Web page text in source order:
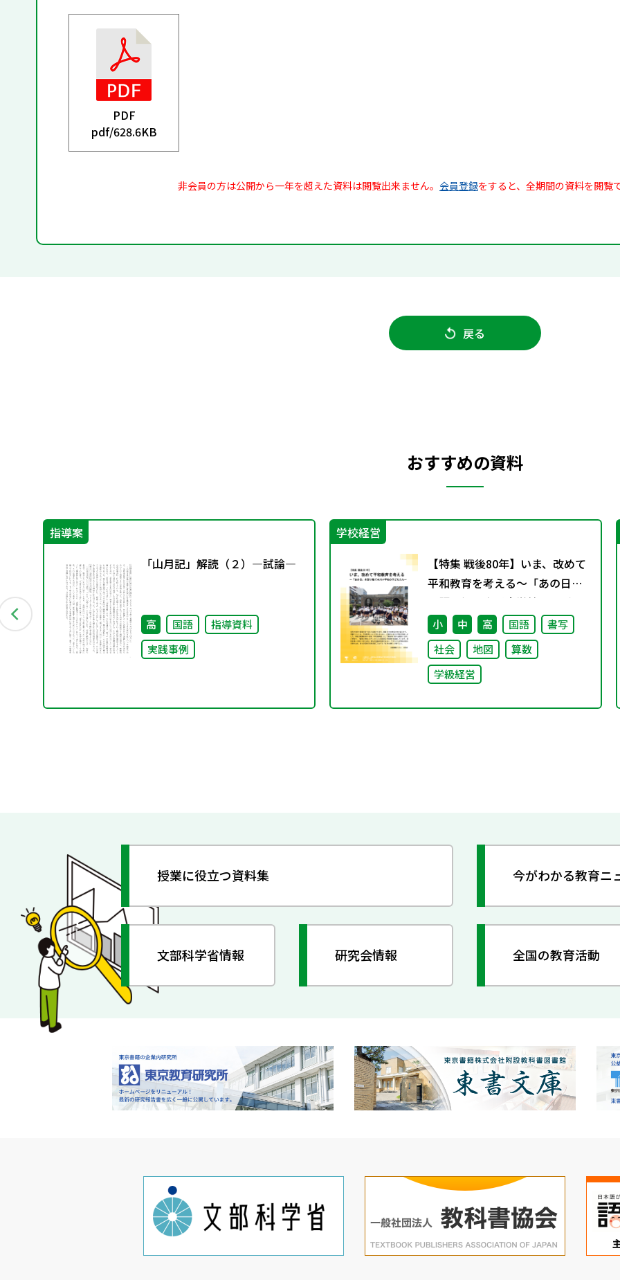
PDF
pdf/628.6KB
非会員の方は公開から一年を超えた資料は閲覧出来ません。 会員登録をすると、全期間の資料を閲覧
戻る
おすすめの資料
指導案
「山月記」解読（２）―試論―
高 国語
指導資料
実践事例
学校経営
【特集 戦後80年】いま、改めて
平和教育を考える〜「あの日」
を語り継ぐ本川小学校の子ども
たち〜
小 中 高 国語
書写
社会
地図
算数
学級経営
授業に役立つ資料集 今がわかる教育ニ
文部科学省情報 研究会情報 全国の教育活動